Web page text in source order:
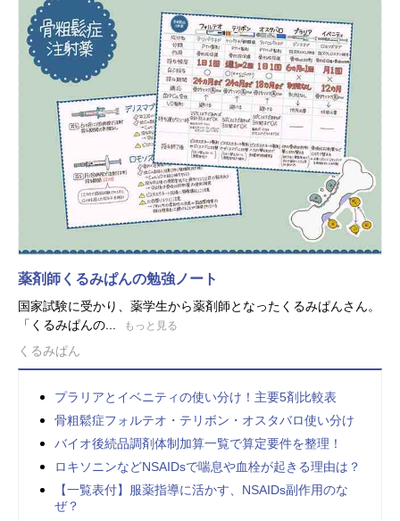
薬剤師くるみぱんの勉強ノート
国家試験に受かり、薬学生から薬剤師となったくるみぱんさん。
「くるみぱんの...
もっと見る
くるみぱん
プラリアとイベニティの使い分け！主要5剤比較表
骨粗鬆症フォルテオ・テリボン・オスタバロ使い分け
バイオ後続品調剤体制加算一覧で算定要件を整理！
ロキソニンなどNSAIDsで喘息や血栓が起きる理由は？
【一覧表付】服薬指導に活かす、NSAIDs副作用のな
ぜ？